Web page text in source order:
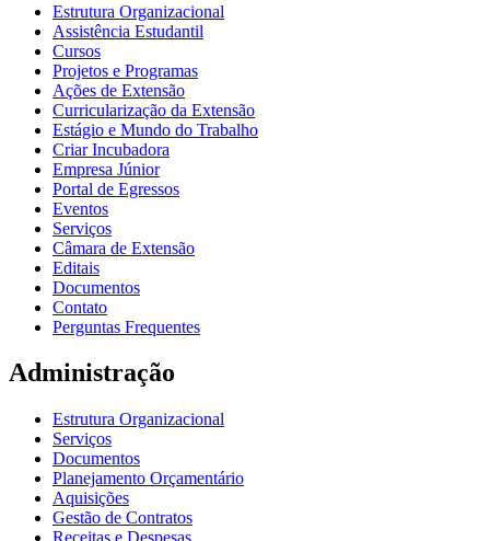
Estrutura Organizacional
Assistência Estudantil
Cursos
Projetos e Programas
Ações de Extensão
Curricularização da Extensão
Estágio e Mundo do Trabalho
Criar Incubadora
Empresa Júnior
Portal de Egressos
Eventos
Serviços
Câmara de Extensão
Editais
Documentos
Contato
Perguntas Frequentes
Administração
Estrutura Organizacional
Serviços
Documentos
Planejamento Orçamentário
Aquisições
Gestão de Contratos